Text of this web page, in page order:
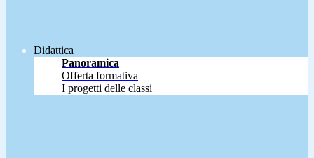
Didattica
Panoramica
Offerta formativa
I progetti delle classi